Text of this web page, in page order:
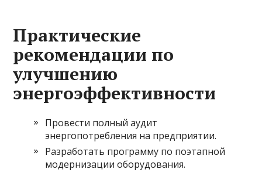
Практические
рекомендации по
улучшению
энергоэффективности
Провести полный аудит
энергопотребления на предприятии.
Разработать программу по поэтапной
модернизации оборудования.